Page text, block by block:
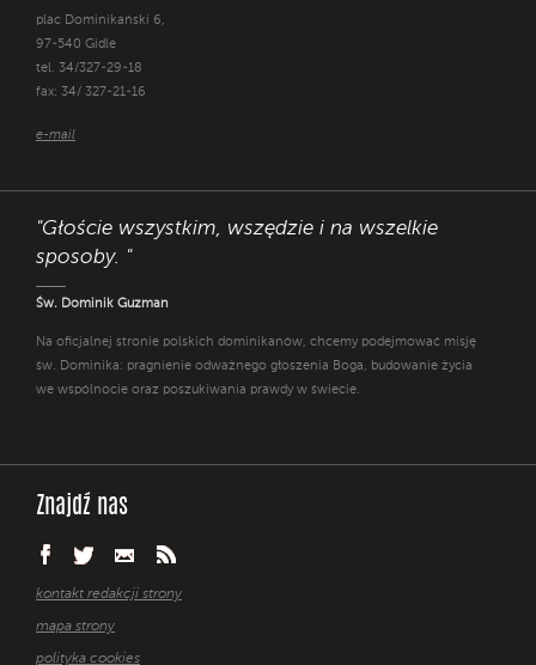
plac Dominikański 6,
97-540 Gidle
tel. 34/327-29-18
fax: 34/ 327-21-16
e-mail
"Głoście wszystkim, wszędzie i na wszelkie
sposoby. "
Św. Dominik Guzman
Na oficjalnej stronie polskich dominikanów, chcemy podejmować misję
św. Dominika: pragnienie odważnego głoszenia Boga, budowanie życia
we wspólnocie oraz poszukiwania prawdy w świecie.
Znajdź nas
kontakt redakcji strony
mapa strony
polityka cookies